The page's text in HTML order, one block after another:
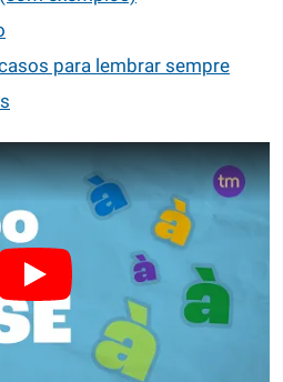
para lembrar sempre